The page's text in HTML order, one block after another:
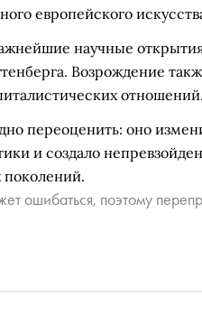
европейского
научные
Возрождение
отношений.
переоценить: оно
и создало
ошибаться, поэтому